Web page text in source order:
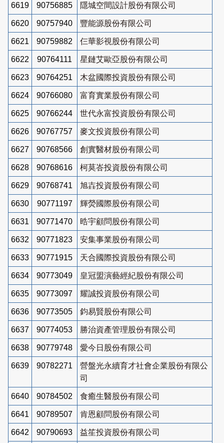
6619 90756885 隱城空間設計股份有限公司
6620 90757940 豐能源股份有限公司
6621 90759882 仨華影視股份有限公司
6622 90764111 星鏈艾歐亞股份有限公司
6623 90764251 木盆國際投資股份有限公司
6624 90766080 富育實業股份有限公司
6625 90766244 世代永富投資股份有限公司
6626 90767757 麥文投資股份有限公司
6627 90768566 創實醫材股份有限公司
6628 90768616 柯莫峇投資股份有限公司
6629 90768741 旭壵投資股份有限公司
6630 90771197 輝熒國際股份有限公司
6631 90771470 晧宇顧問股份有限公司
6632 90771823 安集事業股份有限公司
6633 90771915 天合國際投資股份有限公司
6634 90773049 皇冠盟演藝經紀股份有限公司
6635 90773097 耀誠投資股份有限公司
6636 90773505 鈞易賢股份有限公司
6637 90774053 勝治資產管理股份有限公司
6638 90779748 愛今日股份有限公司
6639 90782271
營盤光永續育才社會企業股份有限公
司
6640 90784502 食癒生醫股份有限公司
6641 90789507 肯恩顧問股份有限公司
6642 90790693 益笙投資股份有限公司